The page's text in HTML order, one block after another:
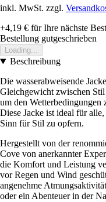
inkl. MwSt. zzgl.
+4,19 € für Ihre nächste
Bestellung gutgeschrieben
Loading...
Beschreibung
Die wasserabweisende
Gleichgewicht zwischen
um den Wetterbedingungen
Diese Jacke ist ideal für
Sinn für Stil zu opfern.
Hergestellt von der
Cove von anerkannter
die Komfort und Leistung
vor Regen und Wind
angenehme
oder ein Abenteuer in der